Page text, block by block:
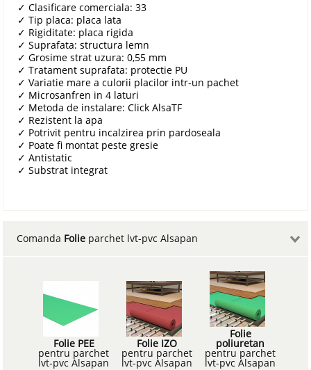
✓ Clasificare comerciala: 33
✓ Tip placa: placa lata
✓ Rigiditate: placa rigida
✓ Suprafata: structura lemn
✓ Grosime strat uzura: 0,55 mm
✓ Tratament suprafata: protectie PU
✓ Variatie mare a culorii placilor intr-un pachet
✓ Microsanfren in 4 laturi
✓ Metoda de instalare: Click AlsaTF
✓ Rezistent la apa
✓ Potrivit pentru incalzirea prin pardoseala
✓ Poate fi montat peste gresie
✓ Antistatic
✓ Substrat integrat
Comanda Folie parchet lvt-pvc Alsapan
Folie PEE
pentru parchet
lvt-pvc Alsapan
Folie IZO
pentru parchet
lvt-pvc Alsapan
Folie
poliuretan
pentru parchet
lvt-pvc Alsapan